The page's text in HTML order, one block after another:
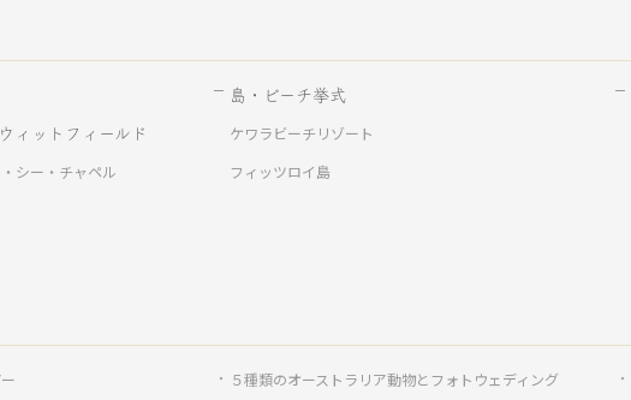
ィットフィールド
シー・チャペル
島・ビーチ挙式
ケワラビーチリゾート
フィッツロイ島
５種類のオーストラリア動物とフォトウェディング